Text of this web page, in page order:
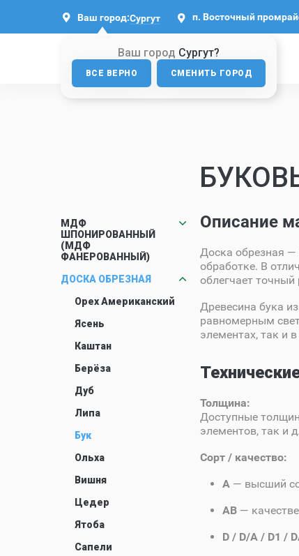
Ваш город:Сургут
Ваш город Сургут?
ВСЕ ВЕРНО СМЕНИТЬ ГОРОД
п. Восточный
МДФ
ШПОНИРОВАННЫЙ
(МДФ
ФАНЕРОВАННЫЙ)
ДОСКА ОБРЕЗНАЯ
Орех Американский
Ясень
Каштан
Берёза
Дуб
Липа
Бук
Ольха
Вишня
Цедер
Ятоба
Сапели
Описание
Доска обрезная
обработке. В
облегчает
Древесина бука
равномерным
элементах, так и
Толщина:
Доступные
элементов, так и
Сорт / качество:
A — высший
AB —
D / D/A / D1 /